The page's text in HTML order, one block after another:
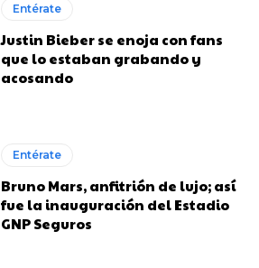
Entérate
Justin Bieber se enoja con fans
que lo estaban grabando y
acosando
Entérate
Bruno Mars, anfitrión de lujo; así
fue la inauguración del Estadio
GNP Seguros